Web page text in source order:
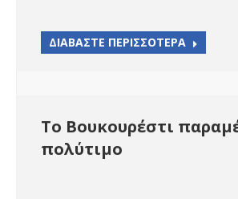
ΔΙΑΒΑΣΤΕ ΠΕΡΙΣΣΟΤΕΡΑ
Το Βουκουρέστι
πολύτιμο